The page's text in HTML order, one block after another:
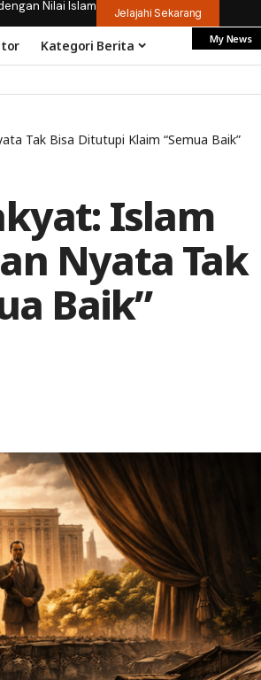
Nilai Islam Jelajahi Sekarang
Kategori Berita My News
Tak Bisa Ditutupi Klaim “Semua Baik”
Islam
Nyata Tak
Baik”